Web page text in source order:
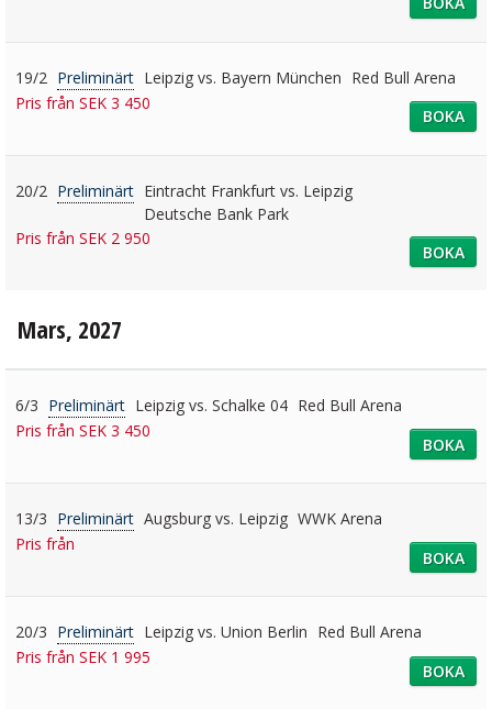
19/2 Preliminärt Leipzig vs. Bayern München Red Bull Arena
Pris från SEK 3 450
BOKA
20/2 Preliminärt Eintracht Frankfurt vs. Leipzig
Deutsche Bank Park
Pris från SEK 2 950
BOKA
Mars, 2027
6/3 Preliminärt Leipzig vs. Schalke 04 Red Bull Arena
Pris från SEK 3 450
BOKA
13/3 Preliminärt Augsburg vs. Leipzig WWK Arena
Pris från
BOKA
20/3 Preliminärt Leipzig vs. Union Berlin Red Bull Arena
Pris från SEK 1 995
BOKA